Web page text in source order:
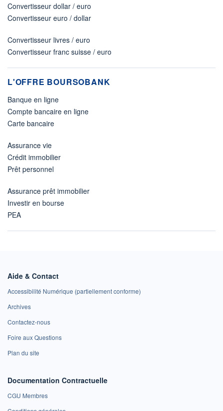
Convertisseur dollar / euro
Convertisseur euro / dollar
Convertisseur livres / euro
Convertisseur franc suisse / euro
L'OFFRE BOURSOBANK
Banque en ligne
Compte bancaire en ligne
Carte bancaire
Assurance vie
Crédit immobilier
Prêt personnel
Assurance prêt immobilier
Investir en bourse
PEA
Aide & Contact
Accessibilité Numérique (partiellement conforme)
Archives
Contactez-nous
Foire aux Questions
Plan du site
Documentation Contractuelle
CGU Membres